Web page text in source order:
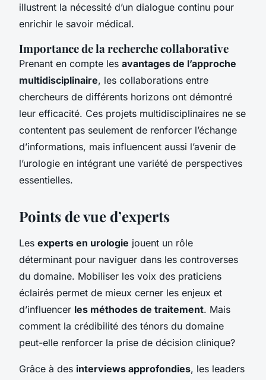
illustrent la nécessité d’un dialogue continu pour
enrichir le savoir médical.
Importance de la recherche collaborative
Prenant en compte les avantages de l’approche
multidisciplinaire, les collaborations entre
chercheurs de différents horizons ont démontré
leur efficacité. Ces projets multidisciplinaires ne se
contentent pas seulement de renforcer l’échange
d’informations, mais influencent aussi l’avenir de
l’urologie en intégrant une variété de perspectives
essentielles.
Points de vue d’experts
Les experts en urologie jouent un rôle
déterminant pour naviguer dans les controverses
du domaine. Mobiliser les voix des praticiens
éclairés permet de mieux cerner les enjeux et
d’influencer les méthodes de traitement. Mais
comment la crédibilité des ténors du domaine
peut-elle renforcer la prise de décision clinique?
Grâce à des interviews approfondies, les leaders